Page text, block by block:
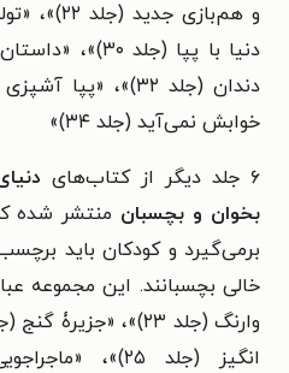
خوابش نمی‌آید (جلد ۳۴)»
۶ جلد دیگر از کتاب‌های
بخوان و بچسبان منتشر شده
برمی‌گیرد و کودکان باید
خالی بچسبانند. این مجموعه